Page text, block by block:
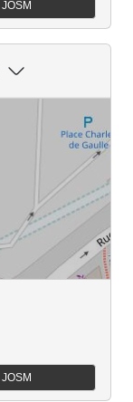
JOSM
JOSM